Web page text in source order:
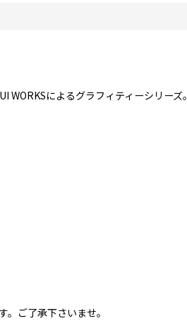
によるグラフィティーシリーズ。
ご了承下さいませ。